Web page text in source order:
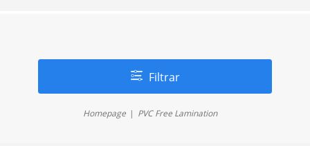
Filtrar
Homepage PVC Free Lamination